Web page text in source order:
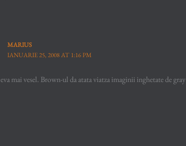
MARIUS
IANUARIE 25, 2008 AT 1:16 PM
mai vesel. Brown-ul da atata viatza imaginii inghetate de gray